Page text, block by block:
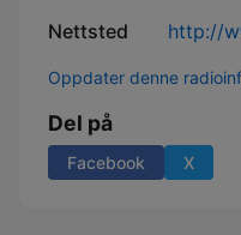
Nettsted http://
Oppdater denne
Del på
Facebook X